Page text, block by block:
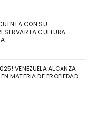
CON SU
LA CULTURA
VENEZUELA ALCANZA
MATERIA DE PROPIEDAD